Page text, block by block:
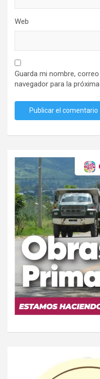
Web
Guarda mi nombre,
navegador para la